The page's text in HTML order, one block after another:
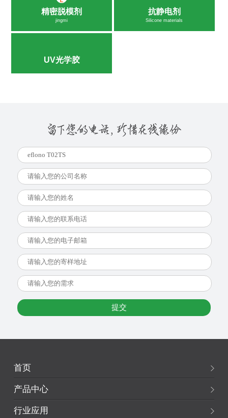
精密脱模剂
jingmi
抗静电剂
Silicone materials
UV光学胶
首页
产品中心
行业应用